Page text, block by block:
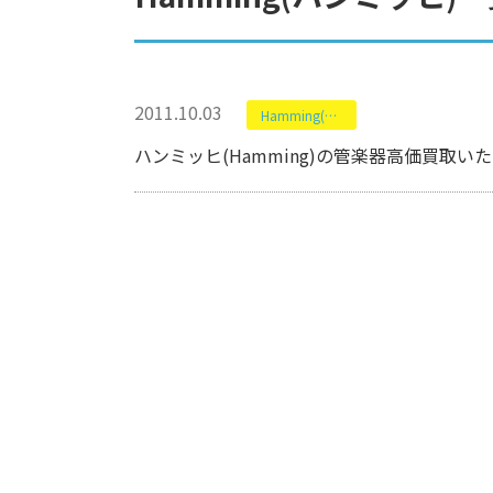
2011.10.03 Hamming(ハンミッヒ)
ハンミッヒ(Hamming)の管楽器高価買取いた